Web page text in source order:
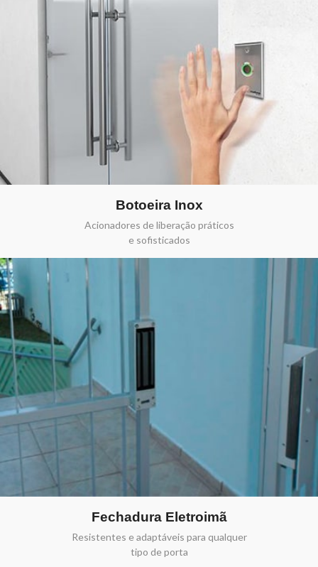
Botoeira Inox
Acionadores de liberação práticos
e sofisticados
Fechadura Eletroimã
Resistentes e adaptáveis para qualquer
tipo de porta